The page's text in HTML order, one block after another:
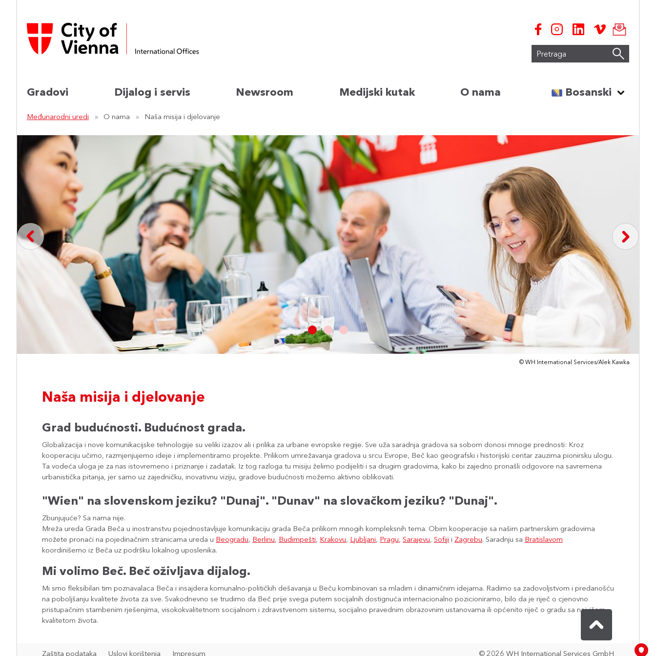
Pretraga
Gradovi Dijalog i servis Newsroom Medijski kutak O nama Odaberite jezik:
Bosanski
Međunarodni uredi O nama Naša misija i djelovanje
© WH International Services/Alek Kawka
Naša misija i djelovanje
Grad budućnosti. Budućnost grada.
Globalizacija i nove komunikacijske tehnologije su veliki izazov ali i prilika za urbane evropske regije. Sve uža saradnja gradova sa sobom donosi mnoge prednosti: Kroz
kooperaciju učimo, razmjenjujemo ideje i implementiramo projekte. Prilikom umrežavanja gradova u srcu Evrope, Beč kao geografski i historijski centar zauzima pionirsku ulogu.
Ta vodeća uloga je za nas istovremeno i priznanje i zadatak. Iz tog razloga tu misiju želimo podijeliti i sa drugim gradovima, kako bi zajedno pronašli odgovore na savremena
urbanistička pitanja, jer samo uz zajedničku, inovativnu viziju, gradove budućnosti možemo aktivno oblikovati.
"Wien" na slovenskom jeziku? "Dunaj". "Dunav" na slovačkom jeziku? "Dunaj".
Zbunjujuće? Sa nama nije.
Mreža ureda Grada Beča u inostranstvu pojednostavljuje komunikaciju grada Beča prilikom mnogih kompleksnih tema. Obim kooperacije sa našim partnerskim gradovima
možete pronaći na pojedinačnim stranicama ureda u Beogradu, Berlinu, Budimpešti, Krakovu, Ljubljani, Pragu, Sarajevu, Sofiji i Zagrebu. Saradnju sa Bratislavom
koordinišemo iz Beča uz podršku lokalnog uposlenika.
Mi volimo Beč. Beč oživljava dijalog.
Mi smo fleksibilan tim poznavalaca Beča i insajdera komunalno-političkih dešavanja u Beču kombinovan sa mladim i dinamičnim idejama. Radimo sa zadovoljstvom i predanošću
na poboljšanju kvalitete života za sve. Svakodnevno se trudimo da Beč prije svega putem socijalnih dostignuća internacionalno pozicioniramo, bilo da je riječ o cjenovno
pristupačnim stambenim rješenjima, visokokvalitetnom socijalnom i zdravstvenom sistemu, socijalno pravednim obrazovnim ustanovama ili općenito riječ o gradu sa najvišom
kvalitetom života.
Zaštita podataka Uslovi korištenja Impresum © 2026 WH International Services GmbH